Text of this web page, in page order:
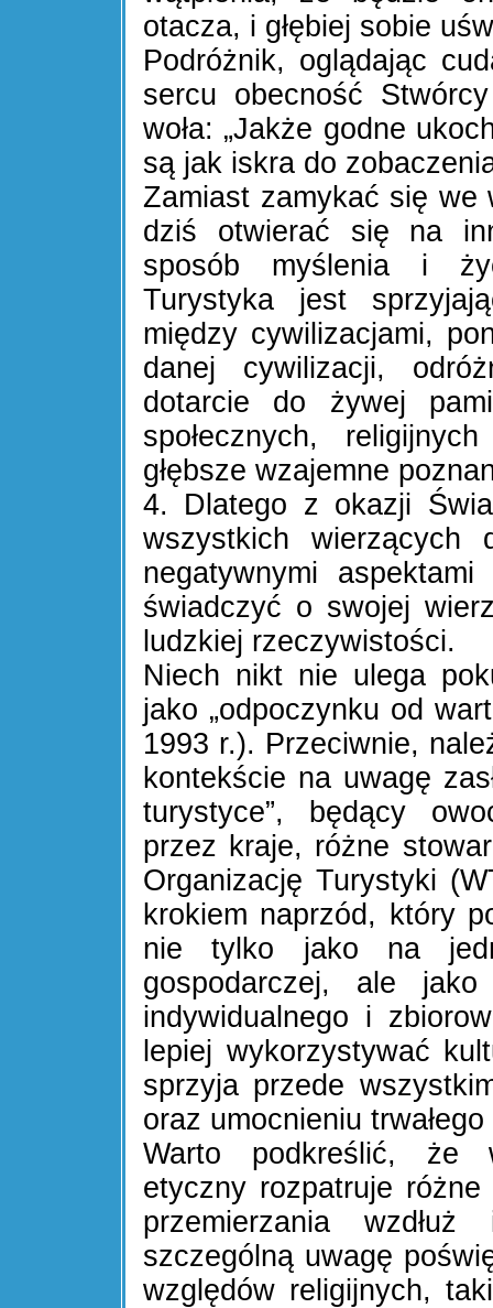
otacza, i głębiej sobie
Podróżnik, oglądając
sercu obecność
woła: „Jakże godne
są jak iskra do
Zamiast zamykać się we
dziś otwierać się na
sposób myślenia i
Turystyka jest
między cywilizacjami,
danej cywilizacji,
dotarcie do żywej
społecznych,
głębsze wzajemne
4. Dlatego z okazji
wszystkich
negatywnymi
świadczyć o swojej
ludzkiej rzeczywistości.
Niech nikt nie ulega
jako „odpoczynku od
1993 r.). Przeciwnie,
kontekście na uwagę
turystyce”, będący
przez kraje, różne
Organizację Turystyki
krokiem naprzód, który
nie tylko jako na
gospodarczej, ale
indywidualnego i
lepiej wykorzystywać
sprzyja przede
oraz umocnieniu
Warto podkreślić, że
etyczny rozpatruje
przemierzania
szczególną uwagę
względów religijnych,